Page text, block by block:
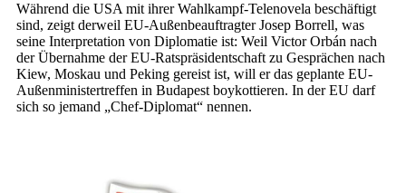
Während die USA mit ihrer Wahlkampf-Telenovela beschäftigt
sind, zeigt derweil EU-Außenbeauftragter Josep Borrell, was
seine Interpretation von Diplomatie ist: Weil Victor Orbán nach
der Übernahme der EU-Ratspräsidentschaft zu Gesprächen nach
Kiew, Moskau und Peking gereist ist, will er das geplante EU-
Außenministertreffen in Budapest boykottieren. In der EU darf
sich so jemand „Chef-Diplomat“ nennen.